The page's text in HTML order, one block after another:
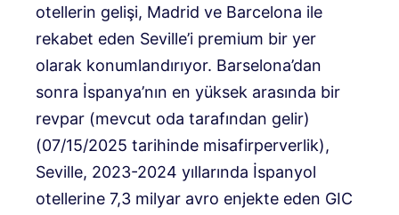
otellerin gelişi, Madrid ve Barcelona ile
rekabet eden Seville’i premium bir yer
olarak konumlandırıyor. Barselona’dan
sonra İspanya’nın en yüksek arasında bir
revpar (mevcut oda tarafından gelir)
(07/15/2025 tarihinde misafirperverlik),
Seville, 2023-2024 yıllarında İspanyol
otellerine 7,3 milyar avro enjekte eden GIC